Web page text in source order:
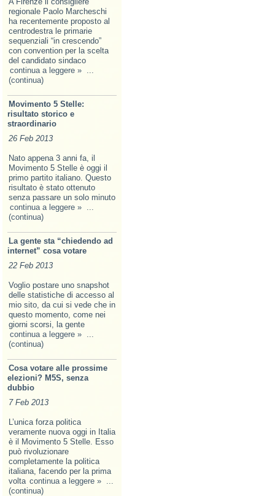
regionale Paolo Marcheschi
ha recentemente proposto al
centrodestra le primarie
sequenziali “in crescendo”
con convention per la scelta
del candidato sindaco
continua a leggere » ...
(continua)
Movimento 5 Stelle:
risultato storico e
straordinario
26 Feb 2013
Nato appena 3 anni fa, il
Movimento 5 Stelle è oggi il
primo partito italiano. Questo
risultato è stato ottenuto
senza passare un solo minuto
continua a leggere » ...
(continua)
La gente sta “chiedendo ad
internet” cosa votare
22 Feb 2013
Voglio postare uno snapshot
delle statistiche di accesso al
mio sito, da cui si vede che in
questo momento, come nei
giorni scorsi, la gente
continua a leggere » ...
(continua)
Cosa votare alle prossime
elezioni? M5S, senza
dubbio
7 Feb 2013
L’unica forza politica
veramente nuova oggi in Italia
è il Movimento 5 Stelle. Esso
può rivoluzionare
completamente la politica
italiana, facendo per la prima
volta continua a leggere » ...
(continua)